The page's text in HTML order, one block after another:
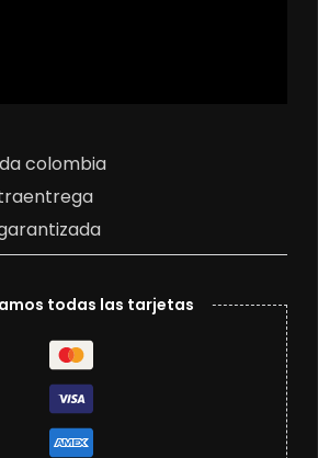
colombia
todas las tarjetas